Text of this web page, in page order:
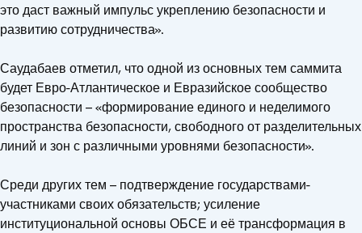
это даст важный импульс укреплению безопасности и
развитию сотрудничества».
Саудабаев отметил, что одной из основных тем саммита
будет Евро-Атлантическое и Евразийское сообщество
безопасности – «формирование единого и неделимого
пространства безопасности, свободного от разделительных
линий и зон с различными уровнями безопасности».
Среди других тем – подтверждение государствами-
участниками своих обязательств; усиление
институциональной основы ОБСЕ и её трансформация в